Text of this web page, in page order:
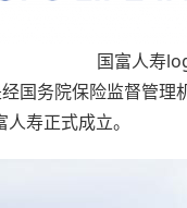
国富人寿
国务院保险监督管
寿正式成立。